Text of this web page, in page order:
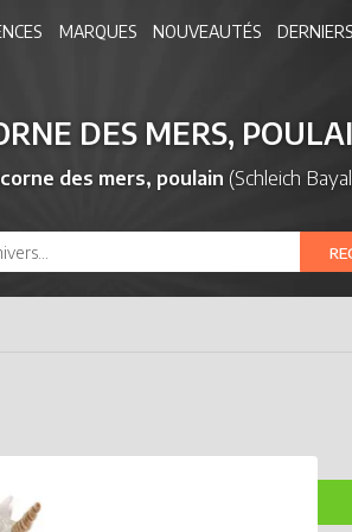
MARQUES NOUVEAUTÉS
DES MERS,
des mers, poulain (Schleich